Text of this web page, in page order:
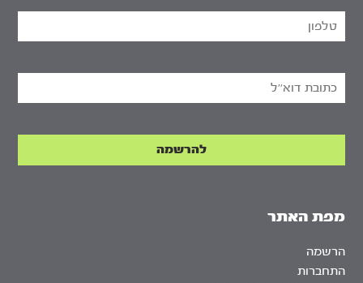
מפת האתר
הרשמה
התחברות